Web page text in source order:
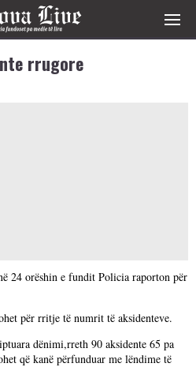
rrugore
24 orëshin e fundit Policia raporton për
për rritje të numrit të aksidenteve.
dënimi,rreth 90 aksidente 65 pa
që kanë përfunduar me lëndime të